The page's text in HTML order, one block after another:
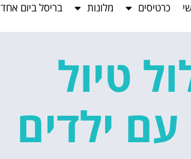
כרטיסים מלונות בריסל ביום אחד
טיול
ילדים